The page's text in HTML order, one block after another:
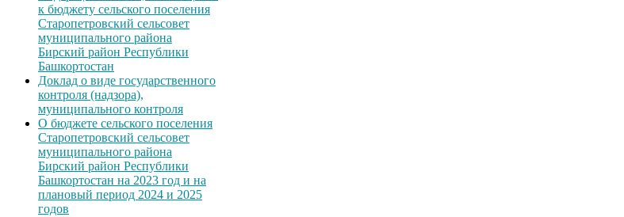
к бюджету сельского поселения
Старопетровский сельсовет
муниципального района
Бирский район Республики
Башкортостан
Доклад о виде государственного
контроля (надзора),
муниципального контроля
О бюджете сельского поселения
Старопетровский сельсовет
муниципального района
Бирский район Республики
Башкортостан на 2023 год и на
плановый период 2024 и 2025
годов